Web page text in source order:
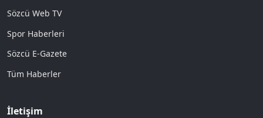
Sözcü Web TV
Spor Haberleri
Sözcü E-Gazete
Tüm Haberler
İletişim